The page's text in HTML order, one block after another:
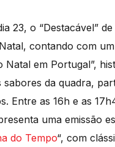
23, o “Destacável”
contando com
Natal em Portugal”,
sabores da quadra,
Entre as 16h e as
uma emissão
do Tempo“, com